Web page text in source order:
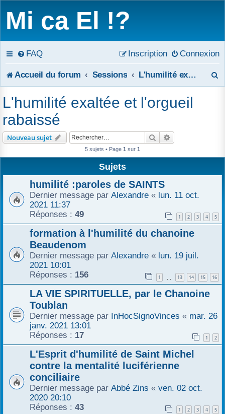
Mi ca El !?
FAQ Connexion
Inscription
Accueil du forum Sessions L'humilité exaltée et l'orgueil rabaissé
L'humilité exaltée et l'orgueil
rabaissé
Nouveau sujet Rechercher
5 sujets • Page 1 sur 1
Sujets
humilité :paroles de SAINTS
Dernier message par Alexandre « lun. 11 oct.
2021 11:37
Réponses : 49 1 2 3 4 5
formation à l'humilité du chanoine
Beaudenom
Dernier message par Alexandre « lun. 19 juil.
2021 10:01
Réponses : 156 1 … 13 14 15 16
LA VIE SPIRITUELLE, par le Chanoine
Toublan
Dernier message par InHocSignoVinces « mar. 26
janv. 2021 13:01
Réponses : 17 1 2
L'Esprit d'humilité de Saint Michel
contre la mentalité luciférienne
conciliaire
Dernier message par Abbé Zins « ven. 02 oct.
2020 20:10
Réponses : 43 1 2 3 4 5